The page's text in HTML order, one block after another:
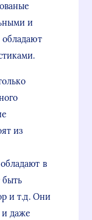
и
из
в
и т.д. Они
даже